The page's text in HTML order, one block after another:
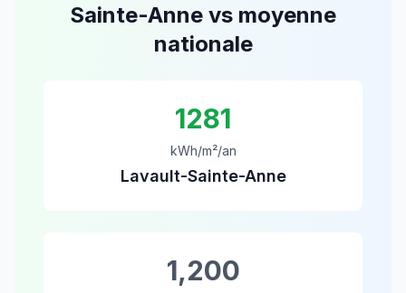
Sainte-Anne vs moyenne
nationale
1281
kWh/m²/an
Lavault-Sainte-Anne
1,200